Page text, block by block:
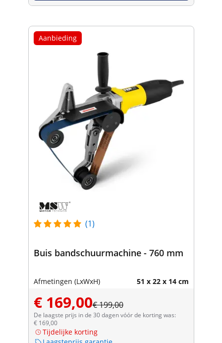
Aanbieding
(1)
Buis bandschuurmachine - 760 mm
Afmetingen (LxWxH) 51 x 22 x 14 cm
€ 169,00€ 199,00
De laagste prijs in de 30 dagen vóór de korting was:
€ 169,00
Tijdelijke korting